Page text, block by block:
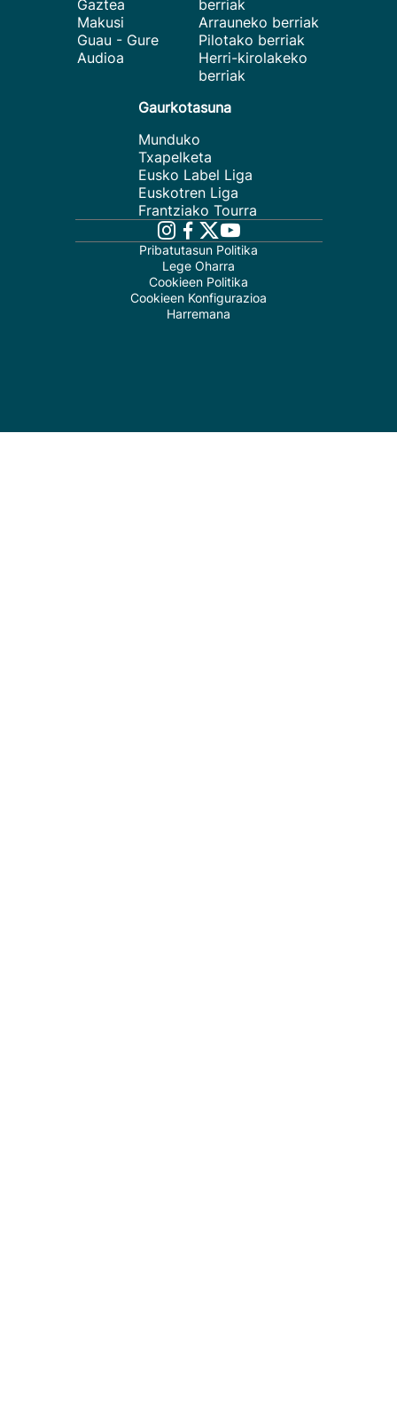
Gaztea
Makusi
Guau - Gure
Audioa
berriak
Arrauneko berriak
Pilotako berriak
Herri-kirolakeko
berriak
Gaurkotasuna
Munduko
Txapelketa
Eusko Label Liga
Euskotren Liga
Frantziako Tourra
Pribatutasun Politika
Lege Oharra
Cookieen Politika
Cookieen Konfigurazioa
Harremana